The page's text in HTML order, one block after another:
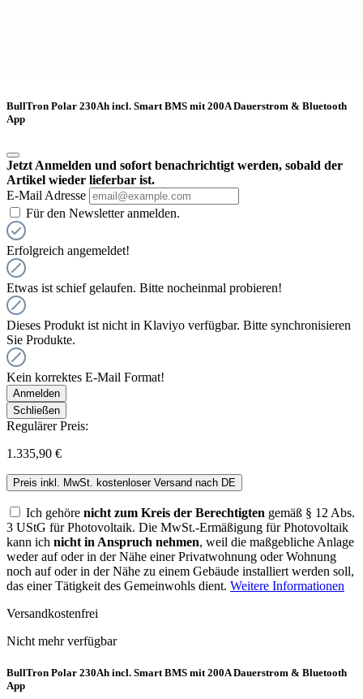
BullTron Polar 230Ah incl. Smart BMS mit 200A Dauerstrom & Bluetooth
App
Jetzt Anmelden und sofort benachrichtigt werden, sobald der
Artikel wieder lieferbar ist.
E-Mail Adresse
Für den Newsletter anmelden.
Erfolgreich angemeldet!
Etwas ist schief gelaufen. Bitte nocheinmal probieren!
Dieses Produkt ist nicht in Klaviyo verfügbar. Bitte synchronisieren
Sie Produkte.
Kein korrektes E-Mail Format!
Anmelden
Schließen
Regulärer Preis:
1.335,90 €
Preis inkl. MwSt. kostenloser Versand nach DE
Ich gehöre nicht zum Kreis der Berechtigten gemäß § 12 Abs.
3 UStG für Photovoltaik. Die MwSt.-Ermäßigung für Photovoltaik
kann ich nicht in Anspruch nehmen, weil die maßgebliche Anlage
weder auf oder in der Nähe einer Privatwohnung oder Wohnung
noch auf oder in der Nähe zu einem Gebäude installiert werden soll,
das einer Tätigkeit des Gemeinwohls dient. Weitere Informationen
Versandkostenfrei
Nicht mehr verfügbar
BullTron Polar 230Ah incl. Smart BMS mit 200A Dauerstrom & Bluetooth
App